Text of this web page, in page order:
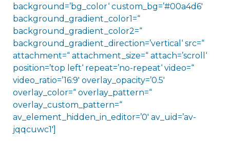
background=’bg_color‘ custom_bg=’#00a4d6′
background_gradient_color1=“
background_gradient_color2=“
background_gradient_direction=’vertical‘ src=“
attachment=“ attachment_size=“ attach=’scroll‘
position=’top left‘ repeat=’no-repeat‘ video=“
video_ratio=’16:9′ overlay_opacity=’0.5′
overlay_color=“ overlay_pattern=“
overlay_custom_pattern=“
av_element_hidden_in_editor=’0′ av_uid=’av-
jqqcuwc1′]